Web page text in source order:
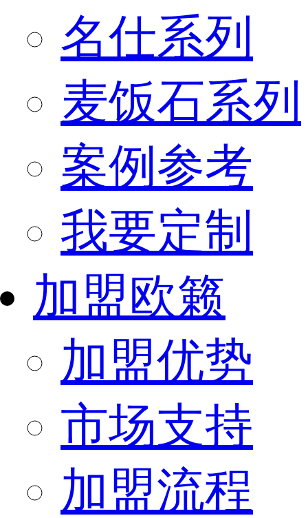
名仕系列
麦饭石系列
案例参考
我要定制
加盟欧籁
加盟优势
市场支持
加盟流程